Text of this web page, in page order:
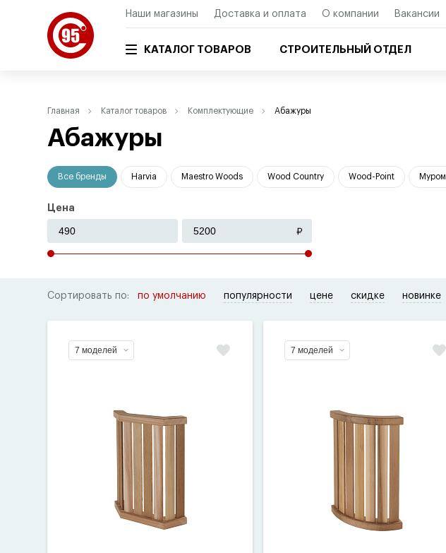
Наши магазины Доставка и оплата О компании Вакансии
КАТАЛОГ ТОВАРОВ СТРОИТЕЛЬНЫЙ ОТДЕЛ
Главная Каталог товаров Комплектующие Абажуры
Абажуры
Все бренды Harvia Maestro Woods Wood Country Wood-Point Муром
Цена
Сортировать по: по умолчанию популярности цене скидке новинке
7 моделей 7 моделей